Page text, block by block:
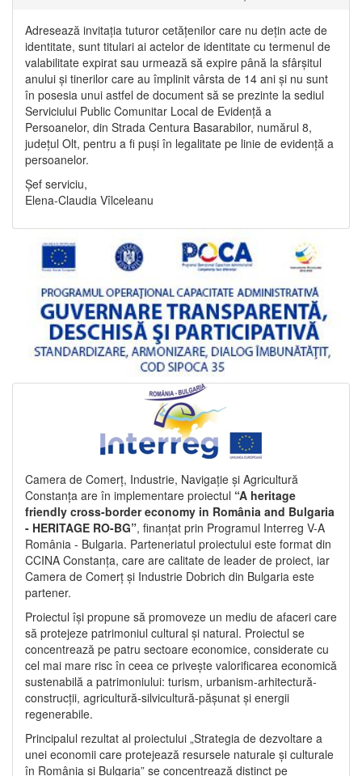
Adresează invitația tuturor cetățenilor care nu dețin acte de
identitate, sunt titulari ai actelor de identitate cu termenul de
valabilitate expirat sau urmează să expire până la sfârșitul
anului și tinerilor care au împlinit vârsta de 14 ani și nu sunt
în posesia unui astfel de document să se prezinte la sediul
Serviciului Public Comunitar Local de Evidență a
Persoanelor, din Strada Centura Basarabilor, numărul 8,
județul Olt, pentru a fi puși în legalitate pe linie de evidență a
persoanelor.
Șef serviciu,
Elena-Claudia Vîlceleanu
Camera de Comerț, Industrie, Navigație și Agricultură
Constanța are în implementare proiectul “A heritage
friendly cross-border economy in România and Bulgaria
- HERITAGE RO-BG”, finanțat prin Programul Interreg V-A
România - Bulgaria. Parteneriatul proiectului este format din
CCINA Constanța, care are calitate de leader de proiect, iar
Camera de Comerț și Industrie Dobrich din Bulgaria este
partener.
Proiectul își propune să promoveze un mediu de afaceri care
să protejeze patrimoniul cultural și natural. Proiectul se
concentrează pe patru sectoare economice, considerate cu
cel mai mare risc în ceea ce privește valorificarea economică
sustenabilă a patrimoniului: turism, urbanism-arhitectură-
construcții, agricultură-silvicultură-pășunat și energii
regenerabile.
Principalul rezultat al proiectului „Strategia de dezvoltare a
unei economii care protejează resursele naturale și culturale
în România și Bulgaria” se concentrează distinct pe